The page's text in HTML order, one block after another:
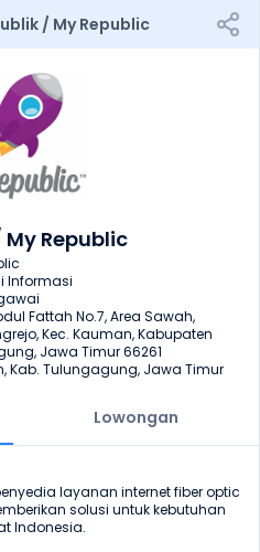
/ My Republic
My Republic
Informasi
Fattah No.7, Area Sawah,
Kec. Kauman, Kabupaten
Jawa Timur 66261
Kab. Tulungagung, Jawa Timur
Lowongan
layanan internet fiber optic
solusi untuk kebutuhan
Indonesia.